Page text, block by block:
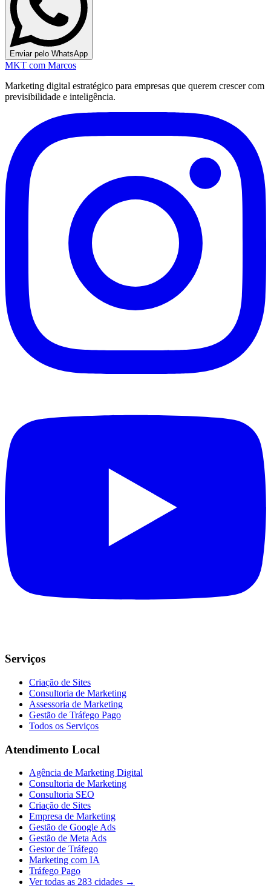
Enviar pelo WhatsApp
MKT com Marcos
Marketing digital estratégico para empresas que querem crescer com
previsibilidade e inteligência.
Serviços
Criação de Sites
Consultoria de Marketing
Assessoria de Marketing
Gestão de Tráfego Pago
Todos os Serviços
Atendimento Local
Agência de Marketing Digital
Consultoria de Marketing
Consultoria SEO
Criação de Sites
Empresa de Marketing
Gestão de Google Ads
Gestão de Meta Ads
Gestor de Tráfego
Marketing com IA
Tráfego Pago
Ver todas as 283 cidades →